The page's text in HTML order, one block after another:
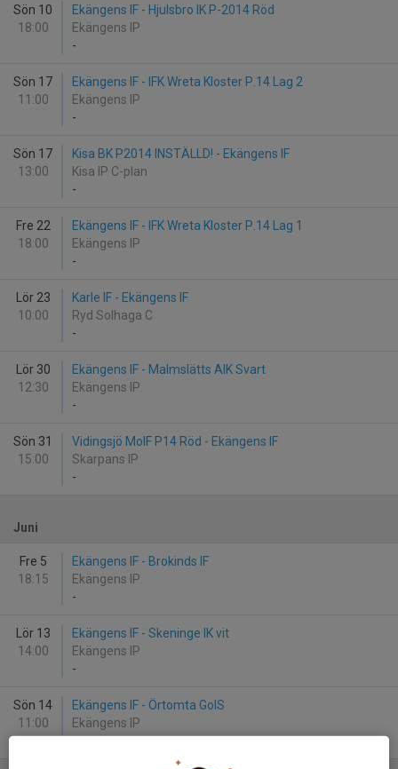
Sön 10
18:00
Ekängens IF - Hjulsbro IK P-2014 Röd
Ekängens IP
-
Sön 17
11:00
Ekängens IF - IFK Wreta Kloster P.14 Lag 2
Ekängens IP
-
Sön 17
13:00
Kisa BK P2014 INSTÄLLD! - Ekängens IF
Kisa IP C-plan
-
Fre 22
18:00
Ekängens IF - IFK Wreta Kloster P.14 Lag 1
Ekängens IP
-
Lör 23
10:00
Karle IF - Ekängens IF
Ryd Solhaga C
-
Lör 30
12:30
Ekängens IF - Malmslätts AIK Svart
Ekängens IP
-
Sön 31
15:00
Vidingsjö MoIF P14 Röd - Ekängens IF
Skarpans IP
-
Juni
Fre 5
18:15
Ekängens IF - Brokinds IF
Ekängens IP
-
Lör 13
14:00
Ekängens IF - Skeninge IK vit
Ekängens IP
-
Sön 14
11:00
Ekängens IF - Örtomta GoIS
Ekängens IP
-